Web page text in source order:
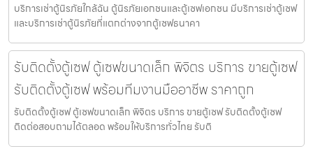
บริการเช่าตู้นิรภัยใกล้ฉัน ตู้นิรภัยเอกชนและตู้เซฟเอกชน มีบริการเช่าตู้เซฟ
และบริการเช่าตู้นิรภัยที่แตกต่างจากตู้เซฟธนาคา
รับติดตั้งตู้เซฟ ตู้เซฟขนาดเล็ก พิจิตร บริการ ขายตู้เซฟ
รับติดตั้งตู้เซฟ พร้อมทีมงานมืออาชีพ ราคาถูก
รับติดตั้งตู้เซฟ ตู้เซฟขนาดเล็ก พิจิตร บริการ ขายตู้เซฟ รับติดตั้งตู้เซฟ
ติดต่อสอบถามได้ตลอด พร้อมให้บริการทั่วไทย รับติ